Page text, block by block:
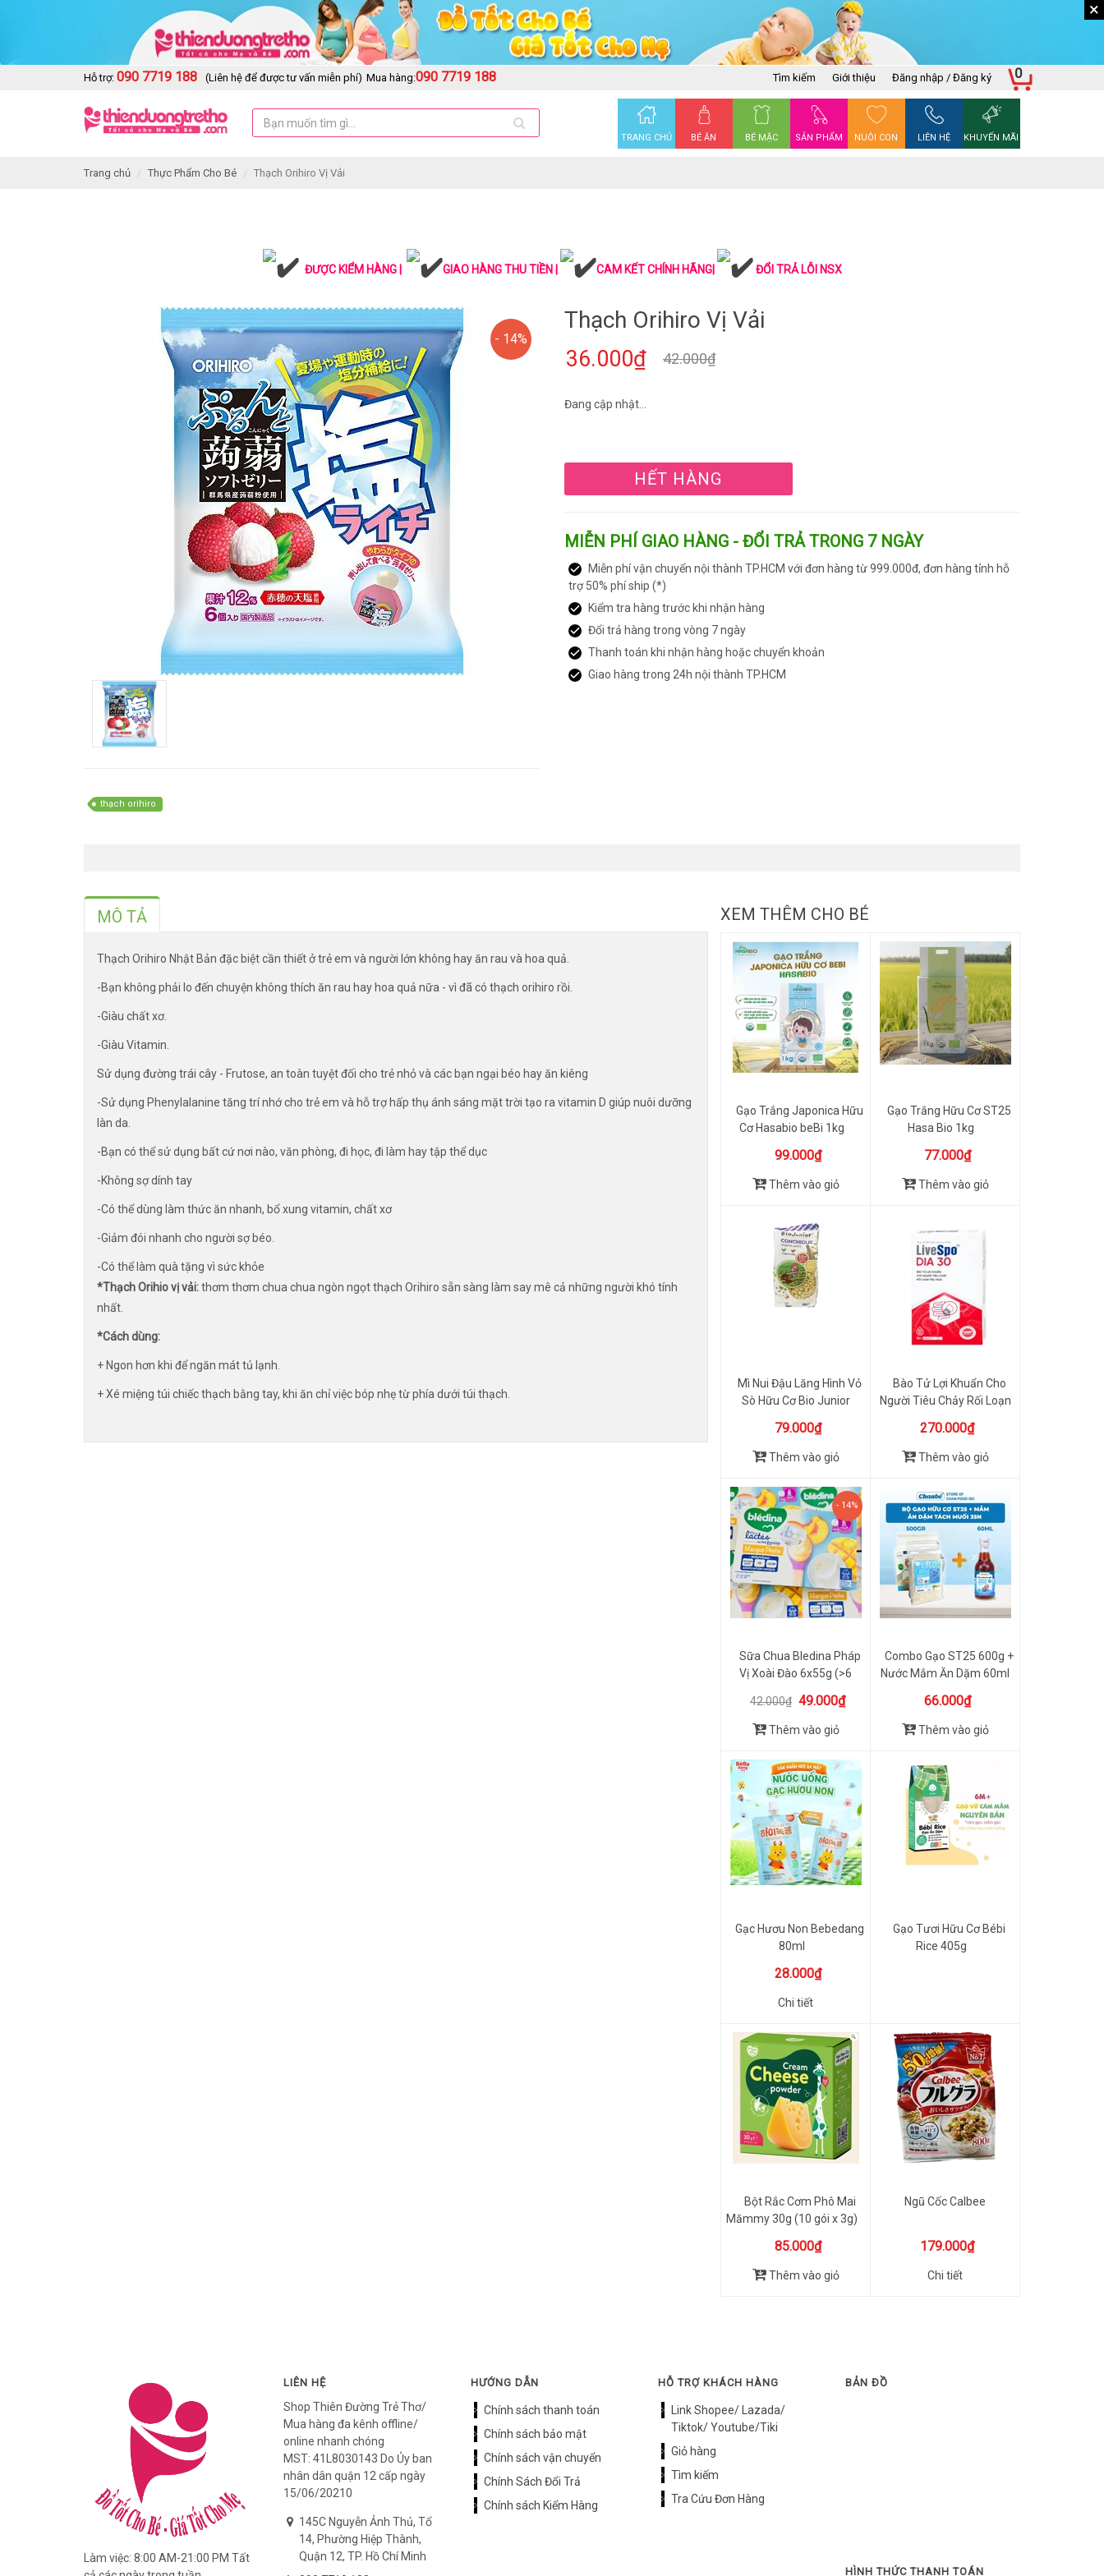
×
Hỗ trợ: 090 7719 188 (Liên hệ để được tư vấn miễn phí) Mua hàng:090 7719 188 Tìm kiếm Giới thiệu Đăng nhập / Đăng ký
TRANG CHỦ BÉ ĂN BÉ MẶC SẢN PHẨM NUÔI CON LIÊN HỆ KHUYẾN MÃI
0
Trang chủ Thực Phẩm Cho Bé Thạch Orihiro Vị Vải
ĐƯỢC KIỂM HÀNG | GIAO HÀNG THU TIỀN | CAM KẾT CHÍNH HÃNG| ĐỔI TRẢ LỖI NSX
- 14%
thạch orihiro
Thạch Orihiro Vị Vải
36.000₫ 42.000₫
Đang cập nhật...
HẾT HÀNG
MIỄN PHÍ GIAO HÀNG - ĐỔI TRẢ TRONG 7 NGÀY
Miễn phí vận chuyển nội thành TP.HCM với đơn hàng từ 999.000đ, đơn hàng tỉnh hỗ
trợ 50% phí ship (*)
Kiểm tra hàng trước khi nhận hàng
Đổi trả hàng trong vòng 7 ngày
Thanh toán khi nhận hàng hoặc chuyển khoản
Giao hàng trong 24h nội thành TP.HCM
MÔ TẢ
Thạch Orihiro Nhật Bản đặc biệt cần thiết ở trẻ em và người lớn không hay ăn rau và hoa quả.
-Bạn không phải lo đến chuyện không thích ăn rau hay hoa quả nữa - vì đã có thạch orihiro rồi.
-Giàu chất xơ.
-Giàu Vitamin.
Sử dụng đường trái cây - Frutose, an toàn tuyệt đối cho trẻ nhỏ và các bạn ngại béo hay ăn kiêng
-Sử dụng Phenylalanine tăng trí nhớ cho trẻ em và hỗ trợ hấp thụ ánh sáng mặt trời tạo ra vitamin D giúp nuôi dưỡng
làn da.
-Bạn có thể sử dụng bất cứ nơi nào, văn phòng, đi học, đi làm hay tập thể dục
-Không sợ dính tay
-Có thể dùng làm thức ăn nhanh, bổ xung vitamin, chất xơ
-Giảm đói nhanh cho người sợ béo.
-Có thể làm quà tặng vì sức khỏe
*Thạch Orihio vị vải:thơm thơm chua chua ngòn ngọt thạch Orihiro sẵn sàng làm say mê cả những người khó tính
nhất.
*Cách dùng:
+ Ngon hơn khi để ngăn mát tủ lạnh.
+ Xé miệng túi chiếc thạch bằng tay, khi ăn chỉ việc bóp nhẹ từ phía dưới túi thạch.
XEM THÊM CHO BÉ
Gạo Trắng Japonica Hữu
Cơ Hasabio beBi 1kg
99.000₫
Thêm vào giỏ
Gạo Trắng Hữu Cơ ST25
Hasa Bio 1kg
77.000₫
Thêm vào giỏ
Mì Nui Đậu Lăng Hình Vỏ
Sò Hữu Cơ Bio Junior
79.000₫
Thêm vào giỏ
Bào Tử Lợi Khuẩn Cho
Người Tiêu Chảy Rối Loạn
270.000₫
Thêm vào giỏ
- 14%
Sữa Chua Bledina Pháp
Vị Xoài Đào 6x55g (>6
42.000₫ 49.000₫
Thêm vào giỏ
Combo Gạo ST25 600g +
Nước Mắm Ăn Dặm 60ml
66.000₫
Thêm vào giỏ
Gạc Hươu Non Bebedang
80ml
28.000₫
Chi tiết
Gạo Tươi Hữu Cơ Bébi
Rice 405g
Bột Rắc Cơm Phô Mai
Mămmy 30g (10 gói x 3g)
85.000₫
Thêm vào giỏ
Ngũ Cốc Calbee
179.000₫
Chi tiết
Làm việc: 8:00 AM-21:00 PM Tất
LIÊN HỆ
Shop Thiên Đường Trẻ Thơ/
Mua hàng đa kênh offline/
online nhanh chóng
MST: 41L8030143 Do Ủy ban
nhân dân quận 12 cấp ngày
15/06/20210
145C Nguyễn Ảnh Thủ, Tổ
14, Phường Hiệp Thành,
Quận 12, TP. Hồ Chí Minh
HƯỚNG DẪN
Chính sách thanh toán
Chính sách bảo mật
Chính sách vận chuyển
Chính Sách Đổi Trả
Chính sách Kiểm Hàng
HỖ TRỢ KHÁCH HÀNG
Link Shopee/ Lazada/
Tiktok/ Youtube/Tiki
Giỏ hàng
Tìm kiếm
Tra Cứu Đơn Hàng
BẢN ĐỒ
HÌNH THỨC THANH TOÁN